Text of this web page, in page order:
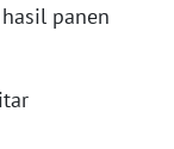
panen